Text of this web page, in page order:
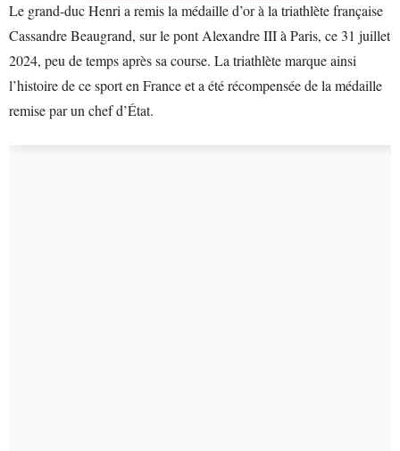
Le grand-duc Henri a remis la médaille d’or à la triathlète française
Cassandre Beaugrand, sur le pont Alexandre III à Paris, ce 31 juillet
2024, peu de temps après sa course. La triathlète marque ainsi
l’histoire de ce sport en France et a été récompensée de la médaille
remise par un chef d’État.